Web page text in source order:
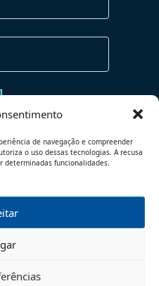
de navegação e compreender
o uso dessas tecnologias. A recusa
funcionalidades.
DE PRIVACIDADE
RESERVADOS